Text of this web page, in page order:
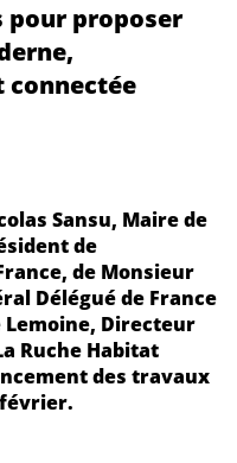
pour proposer
Sansu, Maire de
de
de Monsieur
Délégué de France
Lemoine, Directeur
Ruche Habitat
des travaux